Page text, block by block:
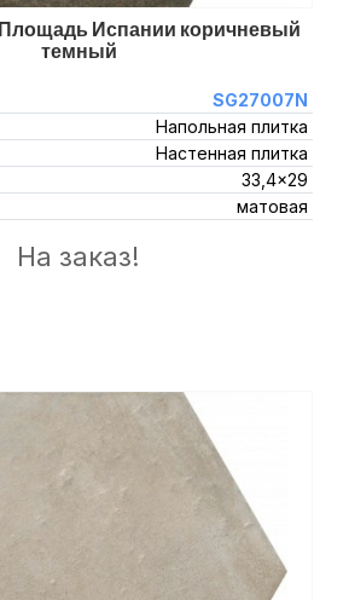
Испании коричневый
темный
SG27007N
Напольная плитка
Настенная плитка
33,4x29
матовая
На заказ!